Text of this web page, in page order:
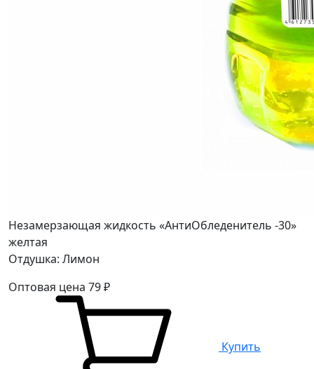
Незамерзающая жидкость «АнтиОбледенитель -30»
желтая
Отдушка: Лимон
Оптовая цена 79₽
Купить